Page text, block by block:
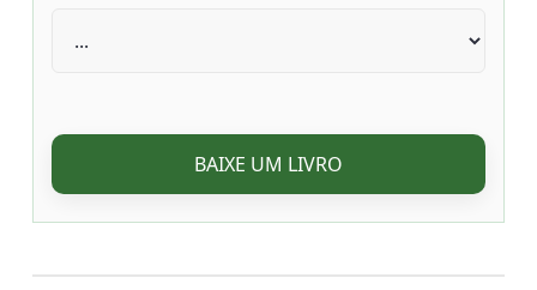
BAIXE UM LIVRO